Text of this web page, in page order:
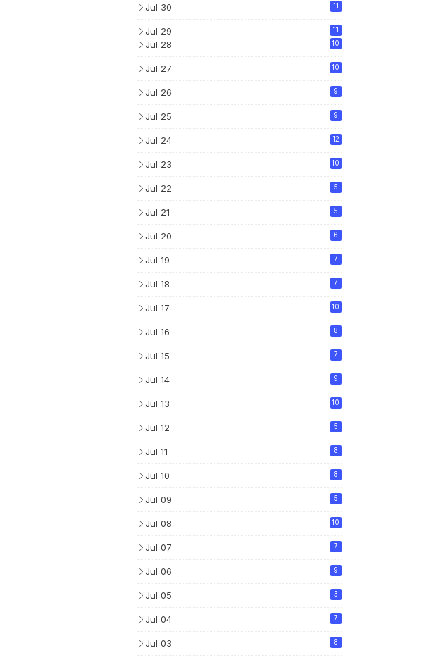
Jul 30 11
Jul 29 11
Jul 28 10
Jul 27 10
Jul 26 9
Jul 25 9
Jul 24 12
Jul 23 10
Jul 22 5
Jul 21 5
Jul 20 6
Jul 19 7
Jul 18 7
Jul 17 10
Jul 16 8
Jul 15 7
Jul 14 9
Jul 13 10
Jul 12 5
Jul 11 8
Jul 10 8
Jul 09 5
Jul 08 10
Jul 07 7
Jul 06 9
Jul 05 3
Jul 04 7
Jul 03 8